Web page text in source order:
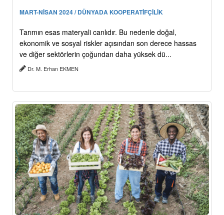
MART-NİSAN 2024 / DÜNYADA KOOPERATİFÇİLİK
Tarımın esas materyali canlıdır. Bu nedenle doğal,
ekonomik ve sosyal riskler açısından son derece hassas
ve diğer sektörlerin çoğundan daha yüksek dü...
Dr. M. Erhan EKMEN